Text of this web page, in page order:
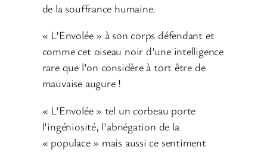
de la souffrance humaine.
« L’Envolée » à son corps défendant et
comme cet oiseau noir d’une intelligence
rare que l’on considère à tort être de
mauvaise augure !
« L’Envolée » tel un corbeau porte
l’ingéniosité, l’abnégation de la
« populace » mais aussi ce sentiment